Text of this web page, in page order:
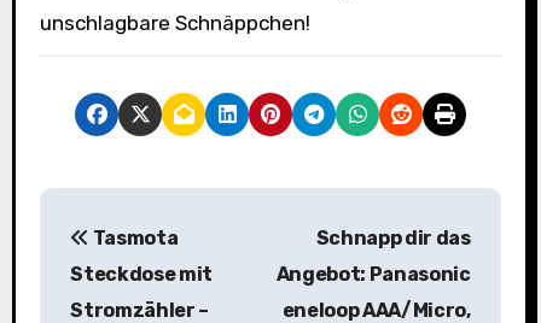
unschlagbare Schnäppchen!
B
Tasmota
Steckdose mit
Stromzähler –
Schnapp dir das
Angebot: Panasonic
eneloop AAA/Micro,